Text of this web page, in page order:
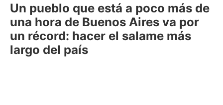
Un pueblo que está a poco más de
una hora de Buenos Aires va por
un récord: hacer el salame más
largo del país